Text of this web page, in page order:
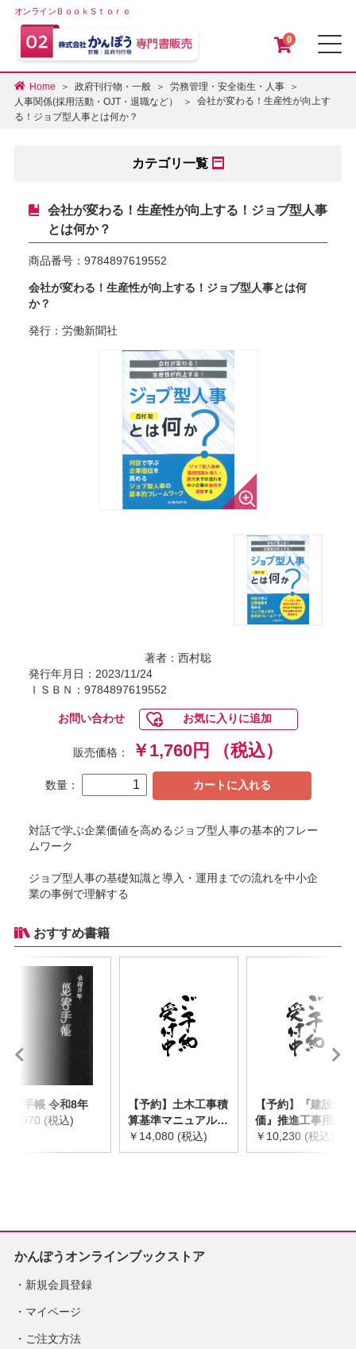
オンラインＢｏｏｋＳｔｏｒｅ
0
Home 政府刊行物・一般
労務管理・安全衛生・人事
人事関係(採用活動・OJT・退職など）
会社が変わる！生産性が向上す
る！ジョブ型人事とは何か？
カテゴリ一覧
会社が変わる！生産性が向上する！ジョブ型人事
とは何か？
商品番号： 9784897619552
会社が変わる！生産性が向上する！ジョブ型人事とは何
か？
発行：労働新聞社
著者：西村聡
発行年月日：2023/11/24
ＩＳＢＮ：9784897619552
お問い合わせ お気に入りに追加
販売価格： ￥1,760円 （税込）
数量： カートに入れる
対話で学ぶ企業価値を高めるジョブ型人事の基本的フレー
ムワーク
ジョブ型人事の基礎知識と導入・運用までの流れを中小企
業の事例で理解する
おすすめ書籍
災害手帳 令和8年
￥2,970 (税込)
【予約】土木工事積
算基準マニュアル
令和8年度版
※2026年8月下旬発
￥14,080 (税込)
【予約】『建設物
価』推進工事用機械
器具等基礎価格表
2026年度版
￥10,230 (税込)
かんぽうオンラインブックストア
新規会員登録
マイページ
ご注文方法